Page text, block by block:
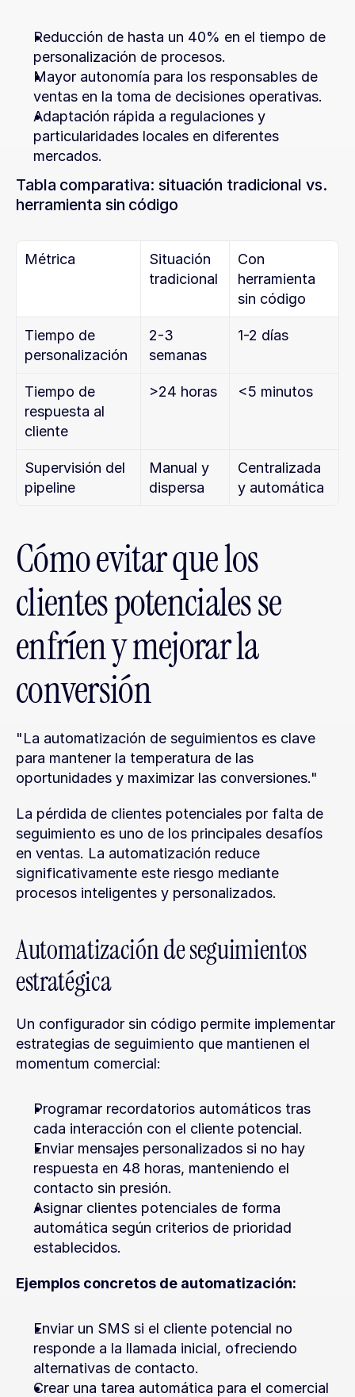
Reducción de hasta un 40% en el tiempo de
personalización de procesos.
Mayor autonomía para los responsables de
ventas en la toma de decisiones operativas.
Adaptación rápida a regulaciones y
particularidades locales en diferentes
mercados.
Tabla comparativa: situación tradicional vs.
herramienta sin código
Métrica
Situación
tradicional
Con
herramienta
sin código
Tiempo de
personalización
2-3
semanas
1-2 días
Tiempo de
respuesta al
cliente
>24 horas <5 minutos
Supervisión del
pipeline
Manual y
dispersa
Centralizada
y automática
Cómo evitar que los
clientes potenciales se
enfríen y mejorar la
conversión
"La automatización de seguimientos es clave
para mantener la temperatura de las
oportunidades y maximizar las conversiones."
La pérdida de clientes potenciales por falta de
seguimiento es uno de los principales desafíos
en ventas. La automatización reduce
significativamente este riesgo mediante
procesos inteligentes y personalizados.
Automatización de seguimientos
estratégica
Un configurador sin código permite implementar
estrategias de seguimiento que mantienen el
momentum comercial:
Programar recordatorios automáticos tras
cada interacción con el cliente potencial.
Enviar mensajes personalizados si no hay
respuesta en 48 horas, manteniendo el
contacto sin presión.
Asignar clientes potenciales de forma
automática según criterios de prioridad
establecidos.
Ejemplos concretos de automatización:
Enviar un SMS si el cliente potencial no
responde a la llamada inicial, ofreciendo
alternativas de contacto.
Crear una tarea automática para el comercial